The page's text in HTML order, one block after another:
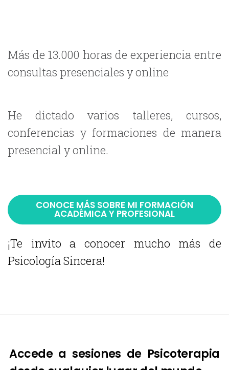
Más de 13.000 horas de experiencia entre
consultas presenciales y online
He dictado varios talleres, cursos,
conferencias y formaciones de manera
presencial y online.
CONOCE MÁS SOBRE MI FORMACIÓN
ACADÉMICA Y PROFESIONAL
¡Te invito a conocer mucho más de
Psicología Sincera!
Accede a sesiones de Psicoterapia